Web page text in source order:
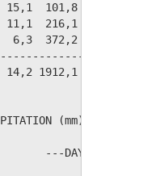
15,1  101,8
11,1  216,1
6,3  372,2
14,2 1912,1  404,6
(mm)
---DAYS OF
OVER